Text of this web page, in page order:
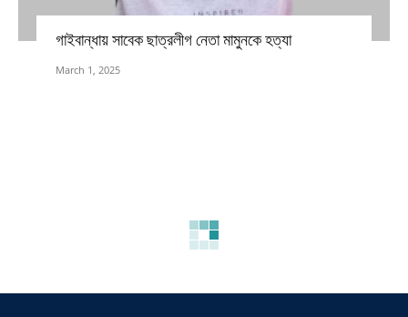
গাইবান্ধায় সাবেক ছাত্রলীগ নেতা মামুনকে হত্যা
March 1, 2025